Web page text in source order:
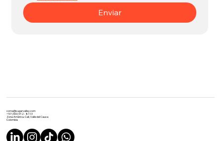
Enviar
coma@sugarvalley.com
+57 (300) 912 - 8113
Zona América. Cali, Valle del Cauca
Colombia